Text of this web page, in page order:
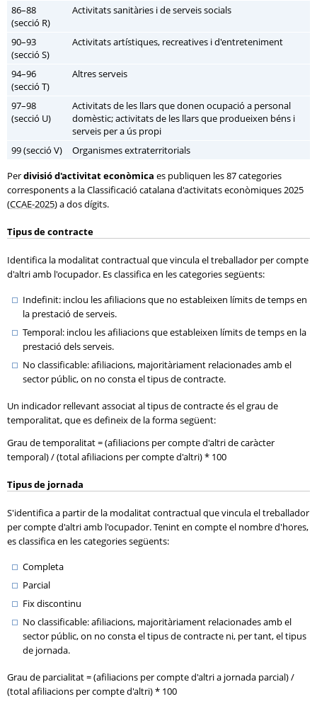
86–88
(secció R)
Activitats sanitàries i de serveis socials
90–93
(secció S)
Activitats artístiques, recreatives i d'entreteniment
94–96
(secció T)
Altres serveis
97–98
(secció U)
Activitats de les llars que donen ocupació a personal
domèstic; activitats de les llars que produeixen béns i
serveis per a ús propi
99 (secció V)
Organismes extraterritorials
Perdivisió d'activitat econòmica es publiquen les 87 categories
corresponents a la Classificació catalana d'activitats econòmiques 2025
(CCAE-2025) a dos dígits.
Tipus de contracte
Identifica la modalitat contractual que vincula el treballador per compte
d'altri amb l'ocupador. Es classifica en les categories següents:
Indefinit: inclou les afiliacions que no estableixen límits de temps en
la prestació de serveis.
Temporal: inclou les afiliacions que estableixen límits de temps en la
prestació dels serveis.
No classificable: afiliacions, majoritàriament relacionades amb el
sector públic, on no consta el tipus de contracte.
Un indicador rellevant associat al tipus de contracte és el grau de
temporalitat, que es defineix de la forma següent:
Grau de temporalitat = (afiliacions per compte d'altri de caràcter
temporal) / (total afiliacions per compte d'altri) * 100
Tipus de jornada
S'identifica a partir de la modalitat contractual que vincula el treballador
per compte d'altri amb l'ocupador. Tenint en compte el nombre d'hores,
es classifica en les categories següents:
Completa
Parcial
Fix discontinu
No classificable: afiliacions, majoritàriament relacionades amb el
sector públic, on no consta el tipus de contracte ni, per tant, el tipus
de jornada.
Grau de parcialitat = (afiliacions per compte d'altri a jornada parcial) /
(total afiliacions per compte d'altri) * 100